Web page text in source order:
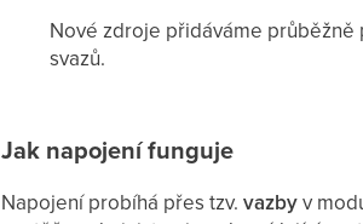
Nové zdroje přidáváme
svazů.
Jak napojení funguje
Napojení probíhá přes tzv.vazbyv